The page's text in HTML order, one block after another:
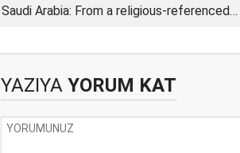
Saudi Arabia: From a religious-referenced
YAZIYA YORUM KAT